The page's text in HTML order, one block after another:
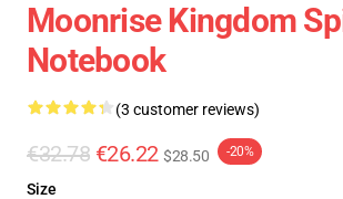
Moonrise Kingdom
Notebook
(3 customer reviews)
€32.78 €26.22 $28.50 -20%
Size